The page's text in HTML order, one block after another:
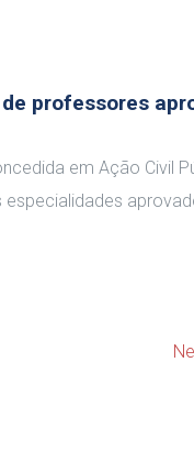
professores
em Ação Civil